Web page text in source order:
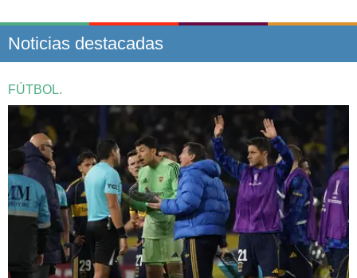
Noticias destacadas
FÚTBOL.